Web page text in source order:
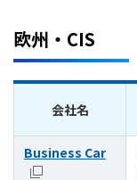
欧州・CIS
会社名
Business Car